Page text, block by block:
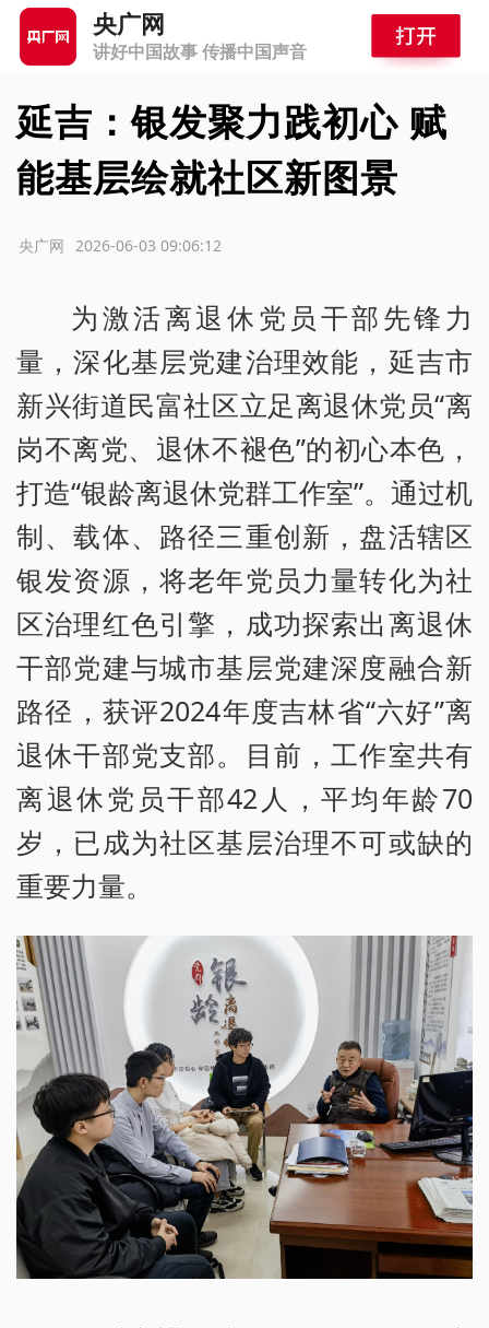
央广网
讲好中国故事 传播中国声音
延吉：银发聚力践初心 赋
能基层绘就社区新图景
2026-06-03 09:06:12
央广网
为激活离退休党员干部先锋力
量，深化基层党建治理效能，延吉市
新兴街道民富社区立足离退休党员“离
岗不离党、退休不褪色”的初心本色，
打造“银龄离退休党群工作室”。通过机
制、载体、路径三重创新，盘活辖区
银发资源，将老年党员力量转化为社
区治理红色引擎，成功探索出离退休
干部党建与城市基层党建深度融合新
路径，获评2024年度吉林省“六好”离
退休干部党支部。目前，工作室共有
离退休党员干部42人，平均年龄70
岁，已成为社区基层治理不可或缺的
重要力量。